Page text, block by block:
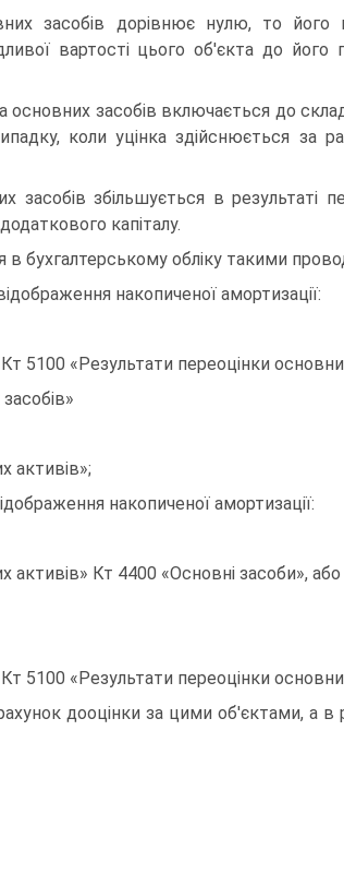
засобів дорівнює нулю, то його
вартості цього об'єкта до його
засобів включається до
коли уцінка здійснюється за
збільшується в результаті
капіталу.
в бухгалтерському обліку такими
накопиченої амортизації:
5100 «Результати переоцінки
активів»;
накопиченої амортизації:
активів» Кт 4400 «Основні засоби», або
5100 «Результати переоцінки
дооцінки за цими об'єктами, а в